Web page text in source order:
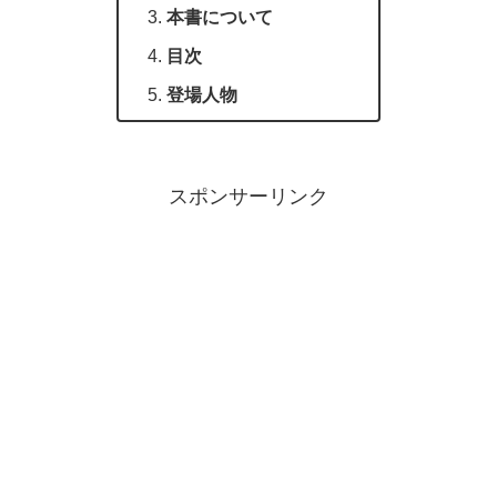
本書について
目次
登場人物
スポンサーリンク